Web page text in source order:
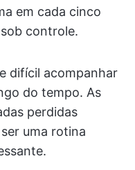
em cada cinco
controle.
difícil acompanhar
do tempo. As
perdidas
uma rotina